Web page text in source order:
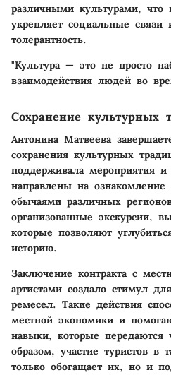
различными культурами, что
укрепляет социальные связи
толерантность.
"Культура — это не просто
взаимодействия людей во
Сохранение культурных
Антонина Матвеева
сохранения культурных
поддерживала мероприятия
направлены на ознакомление
обычаями различных
организованные экскурсии,
которые позволяют
историю.
Заключение контракта с
артистами создало стимул
ремесел. Такие действия
местной экономики и
навыки, которые передаются
образом, участие туристов в
только обогащает их, но и